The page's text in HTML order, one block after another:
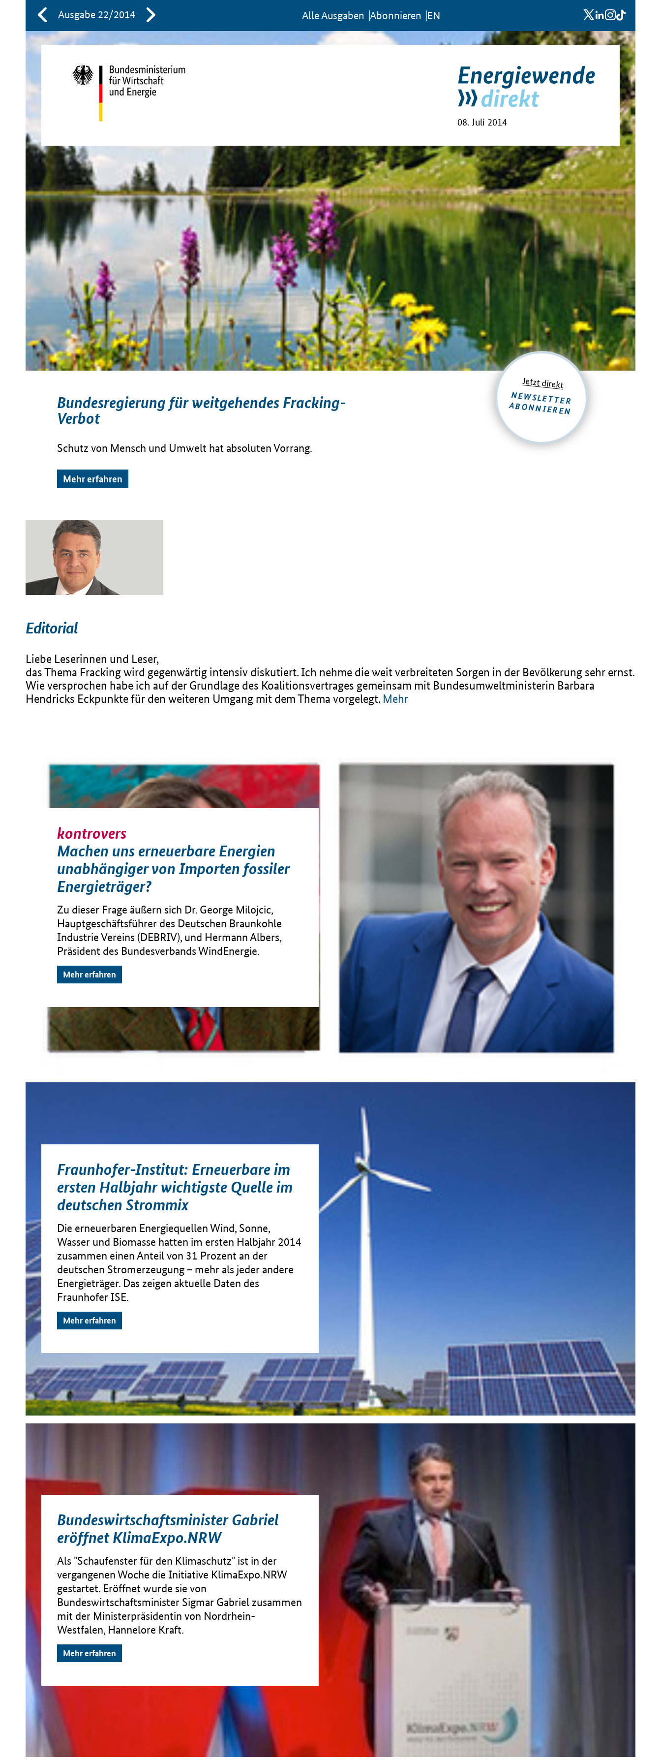
Ausgabe 22/2014 Al­le Aus­ga­ben Abon­nie­ren EN x linkedin
instagram
08. Juli 2014
Bundesregierung für weitgehendes Fracking-
Verbot
Schutz von Mensch und Umwelt hat absoluten Vorrang.
Mehr erfahren
Jetzt direkt
NEWSLETTER
ABONNIEREN
Editorial
Liebe Leserinnen und Leser,
das Thema Fracking wird gegenwärtig intensiv diskutiert. Ich nehme die weit verbreiteten Sorgen in der Bevölkerung sehr ernst.
Wie versprochen habe ich auf der Grundlage des Koalitionsvertrages gemeinsam mit Bundesumweltministerin Barbara
Hendricks Eckpunkte für den weiteren Umgang mit dem Thema vorgelegt. Mehr
kontrovers
Machen uns erneuerbare Energien
unabhängiger von Importen fossiler
Energieträger?
Zu dieser Frage äußern sich Dr. George Milojcic,
Hauptgeschäftsführer des Deutschen Braunkohle
Industrie Vereins (DEBRIV), und Hermann Albers,
Präsident des Bundesverbands WindEnergie.
Mehr erfahren
Fraunhofer-Institut: Erneuerbare im
ersten Halbjahr wichtigste Quelle im
deutschen Strommix
Die erneuerbaren Energiequellen Wind, Sonne,
Wasser und Biomasse hatten im ersten Halbjahr 2014
zusammen einen Anteil von 31 Prozent an der
deutschen Stromerzeugung – mehr als jeder andere
Energieträger. Das zeigen aktuelle Daten des
Fraunhofer ISE.
Mehr erfahren
Bundeswirtschaftsminister Gabriel
eröffnet KlimaExpo.NRW
Als "Schaufenster für den Klimaschutz" ist in der
vergangenen Woche die Initiative KlimaExpo.NRW
gestartet. Eröffnet wurde sie von
Bundeswirtschaftsminister Sigmar Gabriel zusammen
mit der Ministerpräsidentin von Nordrhein-
Westfalen, Hannelore Kraft.
Mehr erfahren